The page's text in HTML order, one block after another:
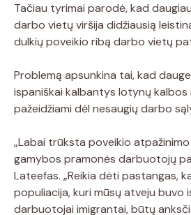
Tačiau tyrimai parodė, kad
darbo vietų viršija didžiausią
dulkių poveikio ribą darbo vietų
Problemą apsunkina tai, kad
ispaniškai kalbantys lotynų kalbos
pažeidžiami dėl nesaugių darbo
„Labai trūksta poveikio
gamybos pramonės darbuotojų
Lateefas. „Reikia dėti pastangas,
populiacija, kuri mūsų atveju buvo
darbuotojai imigrantai, būtų